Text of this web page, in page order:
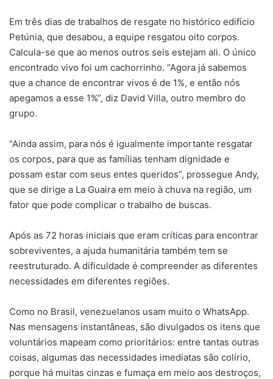
Em três dias de trabalhos de resgate no histórico edifício
Petúnia, que desabou, a equipe resgatou oito corpos.
Calcula-se que ao menos outros seis estejam ali. O único
encontrado vivo foi um cachorrinho. “Agora já sabemos
que a chance de encontrar vivos é de 1%, e então nós
apegamos a esse 1%”, diz David Villa, outro membro do
grupo.
“Ainda assim, para nós é igualmente importante resgatar
os corpos, para que as famílias tenham dignidade e
possam estar com seus entes queridos”, prossegue Andy,
que se dirige a La Guaira em meio à chuva na região, um
fator que pode complicar o trabalho de buscas.
Após as 72 horas iniciais que eram críticas para encontrar
sobreviventes, a ajuda humanitária também tem se
reestruturado. A dificuldade é compreender as diferentes
necessidades em diferentes regiões.
Como no Brasil, venezuelanos usam muito o WhatsApp.
Nas mensagens instantâneas, são divulgados os itens que
voluntários mapeam como prioritários: entre tantas outras
coisas, algumas das necessidades imediatas são colírio,
porque há muitas cinzas e fumaça em meio aos destroços,